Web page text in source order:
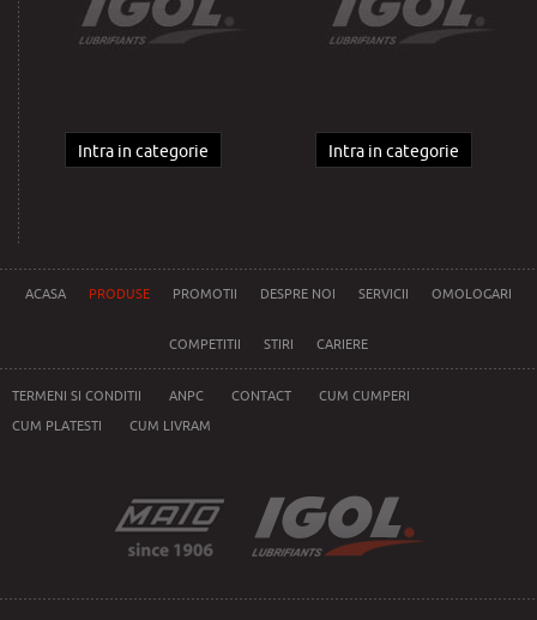
Intra in categorie Intra in categorie
ACASA PRODUSE PROMOTII DESPRE NOI SERVICII OMOLOGARI
COMPETITII STIRI CARIERE
TERMENI SI CONDITII ANPC CONTACT CUM CUMPERI
CUM PLATESTI CUM LIVRAM